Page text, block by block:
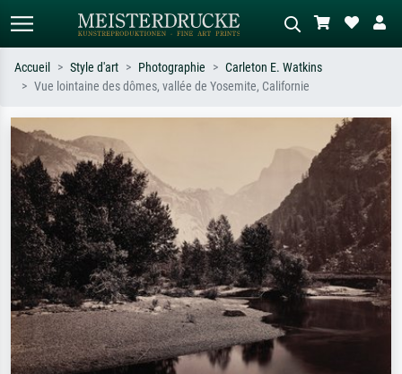
Recherchez par artiste, titre ou style –
ex. Monet, Nuit étoilée,
impressionnisme, vague de Hokusai,
nu.
Décrivez la scène – ex. prairie verte,
abstrait avec beaucoup de rouge,
tableau sombre, nu debout près d'un
arbre.
Accueil Style d'art Photographie
Carleton E. Watkins
Vue lointaine des dômes, vallée de Yosemite, Californie